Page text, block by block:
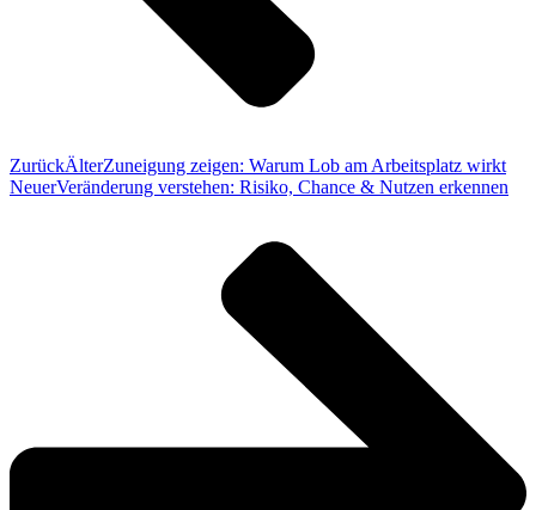
ZurückÄlterZuneigung zeigen: Warum Lob am Arbeitsplatz wirkt
NeuerVeränderung verstehen: Risiko, Chance & Nutzen erkennen